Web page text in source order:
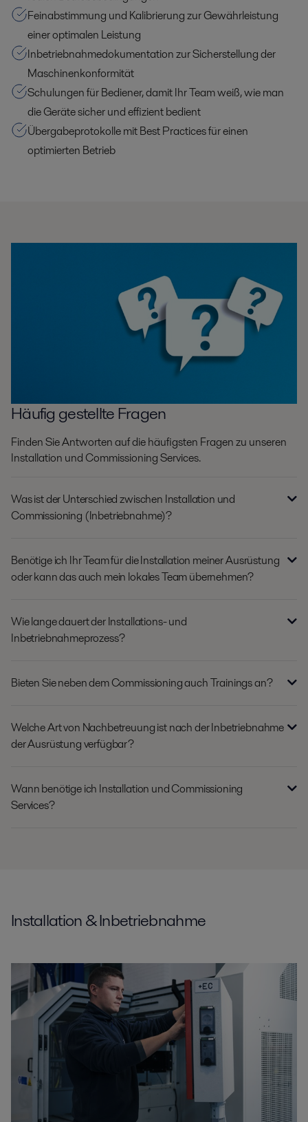
Feinabstimmung und Kalibrierung zur Gewährleistung
einer optimalen Leistung
Inbetriebnahmedokumentation zur Sicherstellung der
Maschinenkonformität
Schulungen für Bediener, damit Ihr Team weiß, wie man
die Geräte sicher und effizient bedient
Übergabeprotokolle mit Best Practices für einen
optimierten Betrieb
Häufig gestellte Fragen
Finden Sie Antworten auf die häufigsten Fragen zu unseren
Installation und Commissioning Services.
Was ist der Unterschied zwischen Installation und
Commissioning (Inbetriebnahme)?
Benötige ich Ihr Team für die Installation meiner Ausrüstung
oder kann das auch mein lokales Team übernehmen?
Wie lange dauert der Installations- und
Inbetriebnahmeprozess?
Bieten Sie neben dem Commissioning auch Trainings an?
Welche Art von Nachbetreuung ist nach der Inbetriebnahme
der Ausrüstung verfügbar?
Wann benötige ich Installation und Commissioning
Services?
Installation & Inbetriebnahme